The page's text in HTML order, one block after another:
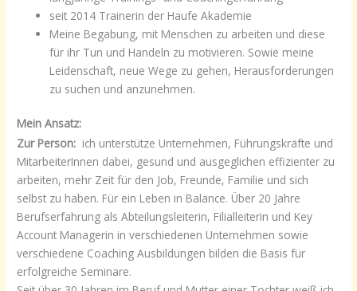
seit 2014 Trainerin der Haufe Akademie
Meine Begabung, mit Menschen zu arbeiten und diese
für ihr Tun und Handeln zu motivieren. Sowie meine
Leidenschaft, neue Wege zu gehen, Herausforderungen
zu suchen und anzunehmen.
Mein Ansatz:
Zur Person: ich unterstütze Unternehmen, Führungskräfte und
MitarbeiterInnen dabei, gesund und ausgeglichen effizienter zu
arbeiten, mehr Zeit für den Job, Freunde, Familie und sich
selbst zu haben. Für ein Leben in Balance. Über 20 Jahre
Berufserfahrung als Abteilungsleiterin, Filialleiterin und Key
Account Managerin in verschiedenen Unternehmen sowie
verschiedene Coaching Ausbildungen bilden die Basis für
erfolgreiche Seminare.